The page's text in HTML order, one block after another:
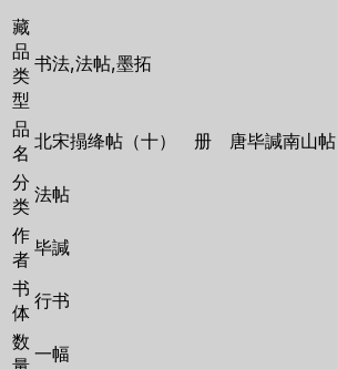
藏
品
类
型
书法,法帖,墨拓
品
名
北宋搨绛帖（十） 册 唐毕諴南山帖
分
类
法帖
作
者
毕諴
书
体
行书
数
一幅